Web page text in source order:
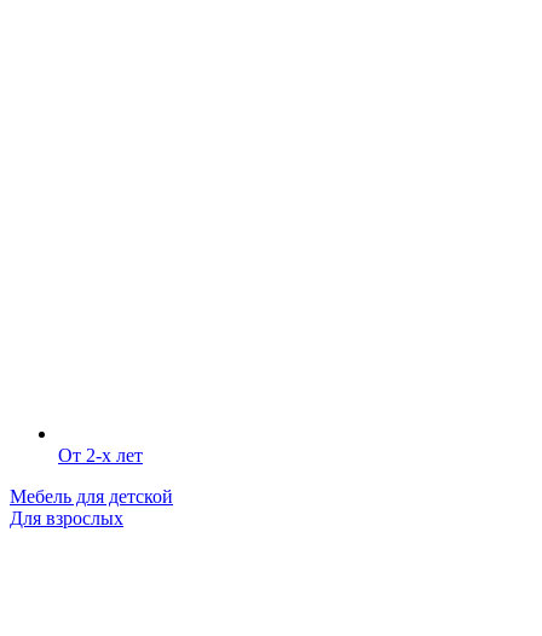
От 2-х лет
Мебель для детской
Для взрослых